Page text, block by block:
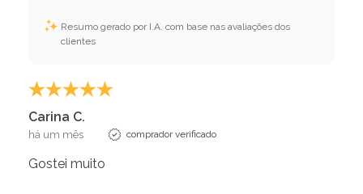
Resumo gerado por I.A. com base nas avaliações dos
clientes
Carina C.
há um mês comprador verificado
Gostei muito